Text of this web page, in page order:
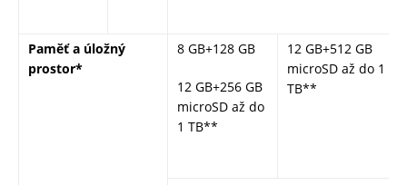
Paměť a úložný
prostor*
8 GB+128 GB
12 GB+256 GB
microSD až do
1 TB**
12 GB+512 GB
microSD až do 1
TB**